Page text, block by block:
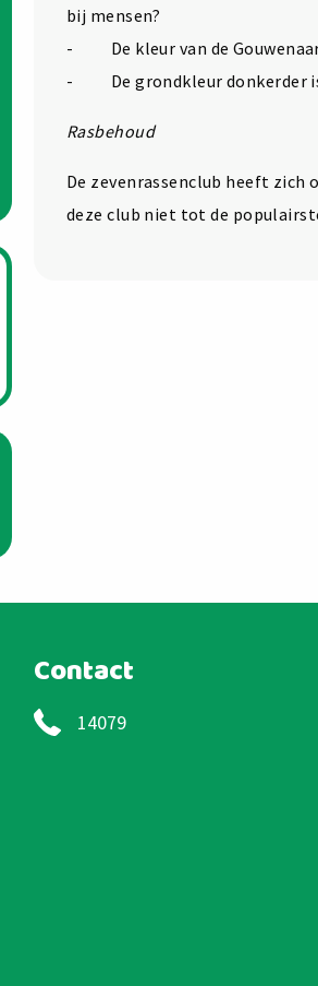
bij mensen?
- De kleur van de Gouwenaar
- De grondkleur donkerder is
Rasbehoud
De zevenrassenclub heeft zich
deze club niet tot de
Contact
14079